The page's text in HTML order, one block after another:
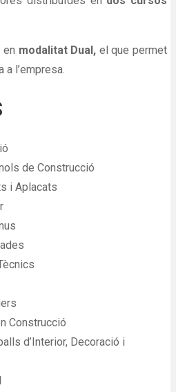
modalitat Dual, el que permet
a l’empresa.
de Construcció
i Aplacats
Construcció
d’Interior, Decoració i